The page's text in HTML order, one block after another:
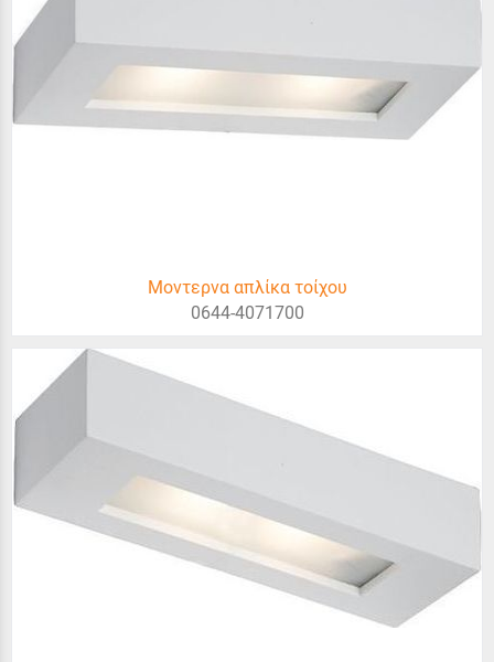
Μοντερνα απλίκα τοίχου
0644-4071700